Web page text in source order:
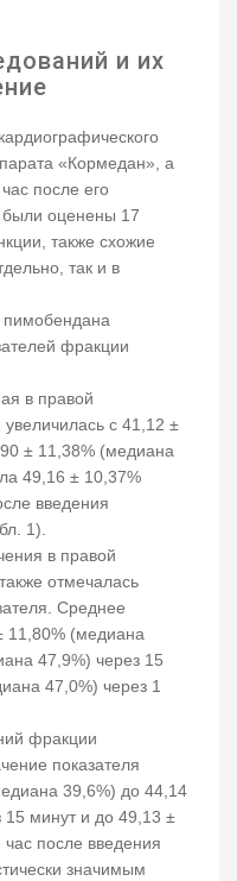
и их
«Кормедан», а
после его
были оценены 17
также схожие
так и в
пимобендана
фракции
в правой
увеличилась с 41,12 ±
± 11,38% (медиана
49,16 ± 10,37%
введения
1).
в правой
отмечалась
Среднее
11,80% (медиана
47,9%) через 15
47,0%) через 1
фракции
показателя
39,6%) до 44,14
минут и до 49,13 ±
после введения
значимым